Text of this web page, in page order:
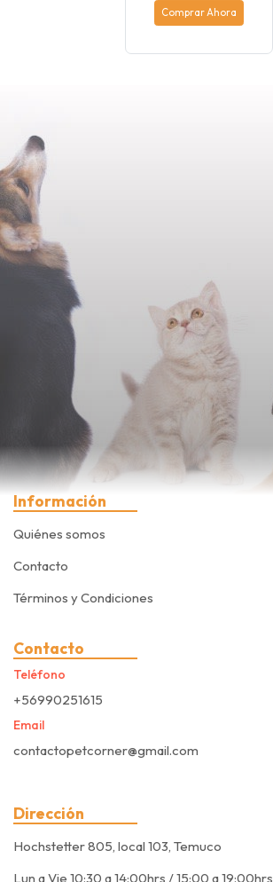
Comprar Ahora
Información
Quiénes somos
Contacto
Términos y Condiciones
Contacto
Teléfono
+56990251615
Email
contactopetcorner@gmail.com
Dirección
Hochstetter 805, local 103, Temuco
Lun a Vie 10:30 a 14:00hrs / 15:00 a 19:00hrs